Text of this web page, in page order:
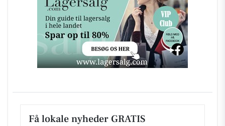
Få lokale nyheder GRATIS